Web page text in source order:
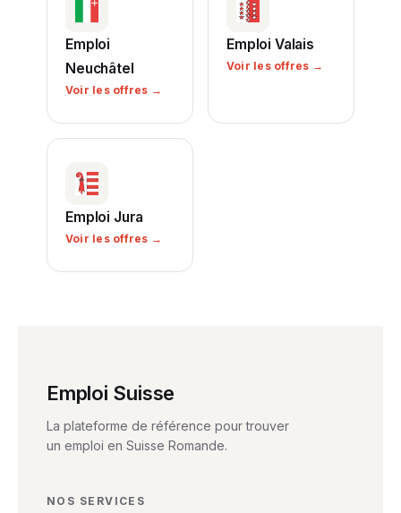
Emploi
Neuchâtel
Voir les offres →
Emploi Valais
Voir les offres →
Emploi Jura
Voir les offres →
Emploi Suisse
La plateforme de référence pour trouver
un emploi en Suisse Romande.
NOS SERVICES